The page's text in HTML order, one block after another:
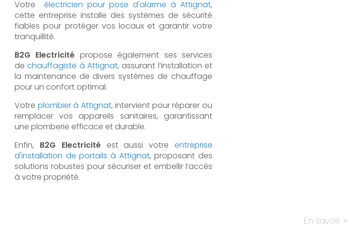
Votre électricien pour pose d'alarme à Attignat,
cette entreprise installe des systèmes de sécurité
fiables pour protéger vos locaux et garantir votre
tranquillité.
B2G Electricité propose également ses services
dechauffagiste à Attignat, assurant l’installation et
la maintenance de divers systèmes de chauffage
pour un confort optimal.
Votre plombier à Attignat, intervient pour réparer ou
remplacer vos appareils sanitaires, garantissant
une plomberie efficace et durable.
Enfin, B2G Electricitéest aussi votreentreprise
d'installation de portails à Attignat, proposant des
solutions robustes pour sécuriser et embellir l’accès
à votre propriété.
En savoir +